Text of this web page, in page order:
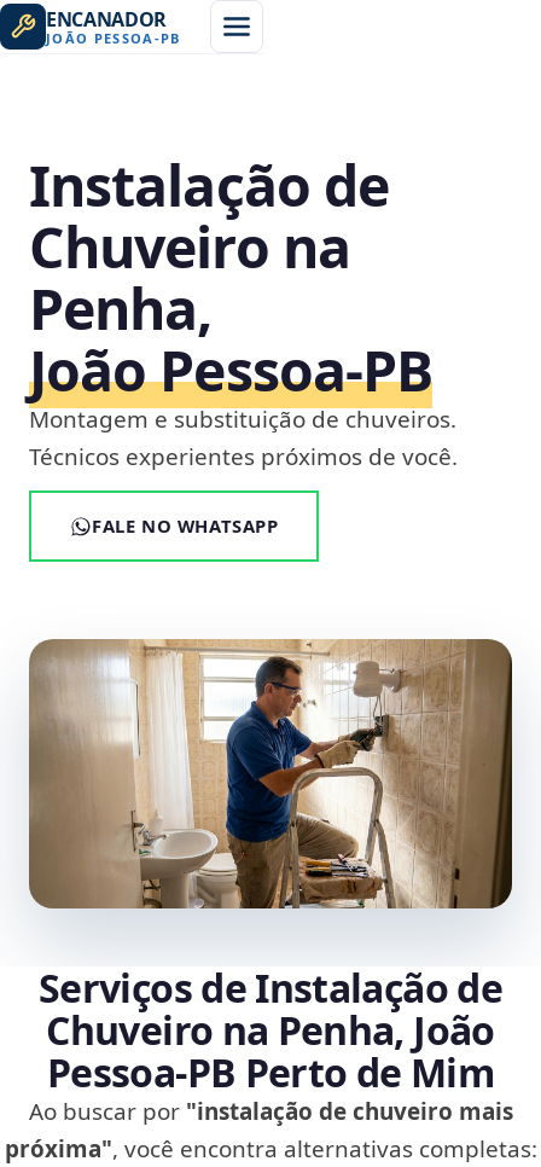
ENCANADOR
JOÃO PESSOA -PB
Instalação de
Chuveiro na
Penha,
João Pessoa‑PB
Montagem e substituição de chuveiros.
Técnicos experientes próximos de você.
FALE NO WHATSAPP
Serviços de Instalação de
Chuveiro na Penha, João
Pessoa‑PB Perto de Mim
Ao buscar por "instalação de chuveiro mais
próxima", você encontra alternativas completas: